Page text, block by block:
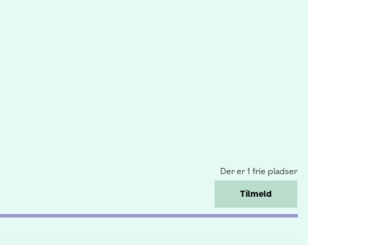
Der er 1 frie pladser
Tilmeld